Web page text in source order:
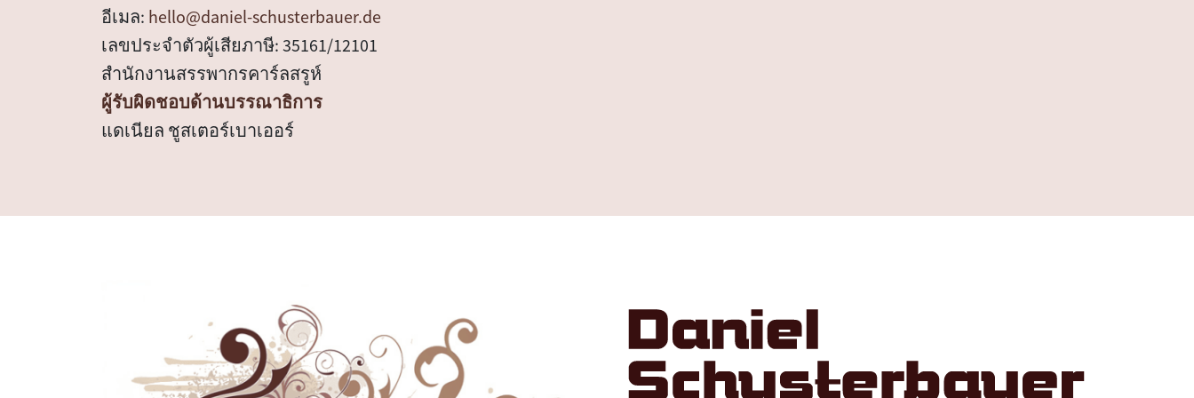
อีเมล: hello@daniel-schusterbauer.de
เลขประจำตัวผู้เสียภาษี: 35161/12101
สำนักงานสรรพากรคาร์ลสรูห์
ผู้รับผิดชอบด้านบรรณาธิการ
แดเนียล ชูสเตอร์เบาเออร์